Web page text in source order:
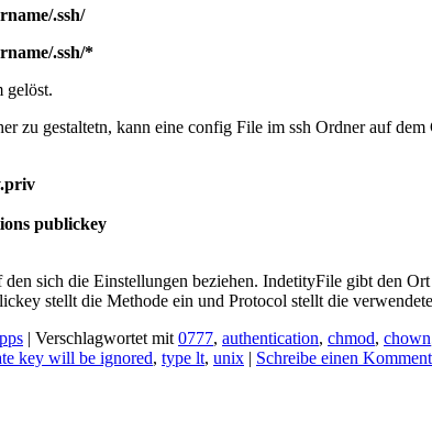
.ssh/
.ssh/*
gelöst.
zu gestaltetn, kann eine config File im ssh Ordner auf
publickey
sich die Einstellungen beziehen. IndetityFile gibt den
stellt die Methode ein und Protocol stellt die
| Verschlagwortet mit 0777, authentication, chmod, chown
key will be ignored, type lt, unix | Schreibe einen